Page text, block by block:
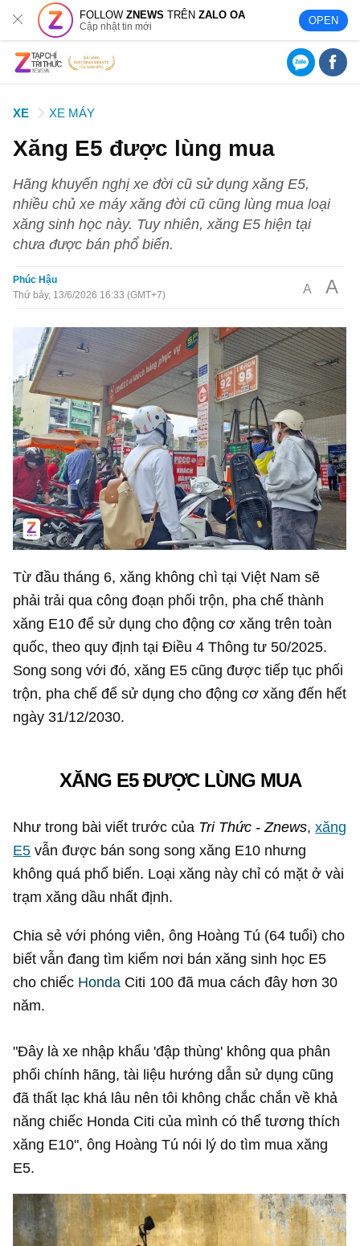
FOLLOWZNEWS TRÊNZALO OA
Cập nhật tin mới OPEN
XE XE MÁY
Xăng E5 được lùng mua
Hãng khuyến nghị xe đời cũ sử dụng xăng E5,
nhiều chủ xe máy xăng đời cũ cũng lùng mua loại
xăng sinh học này. Tuy nhiên, xăng E5 hiện tại
chưa được bán phổ biến.
Phúc Hậu
Thứ bảy, 13/6/2026 16:33 (GMT+7)
A A
Từ đầu tháng 6, xăng không chì tại Việt Nam sẽ
phải trải qua công đoạn phối trộn, pha chế thành
xăng E10 để sử dụng cho động cơ xăng trên toàn
quốc, theo quy định tại Điều 4 Thông tư 50/2025.
Song song với đó, xăng E5 cũng được tiếp tục phối
trộn, pha chế để sử dụng cho động cơ xăng đến hết
ngày 31/12/2030.
XĂNG E5 ĐƯỢC LÙNG MUA
Như trong bài viết trước của Tri Thức - Znews,xăng
E5 vẫn được bán song song xăng E10 nhưng
không quá phổ biến. Loại xăng này chỉ có mặt ở vài
trạm xăng dầu nhất định.
Chia sẻ với phóng viên, ông Hoàng Tú (64 tuổi) cho
biết vẫn đang tìm kiếm nơi bán xăng sinh học E5
cho chiếc Honda Citi 100 đã mua cách đây hơn 30
năm.
"Đây là xe nhập khẩu 'đập thùng' không qua phân
phối chính hãng, tài liệu hướng dẫn sử dụng cũng
đã thất lạc khá lâu nên tôi không chắc chắn về khả
năng chiếc Honda Citi của mình có thể tương thích
xăng E10", ông Hoàng Tú nói lý do tìm mua xăng
E5.